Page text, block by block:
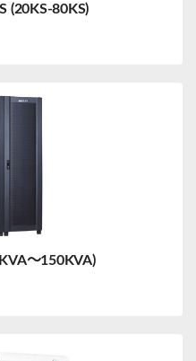
(20KS-80KS)
～150KVA)